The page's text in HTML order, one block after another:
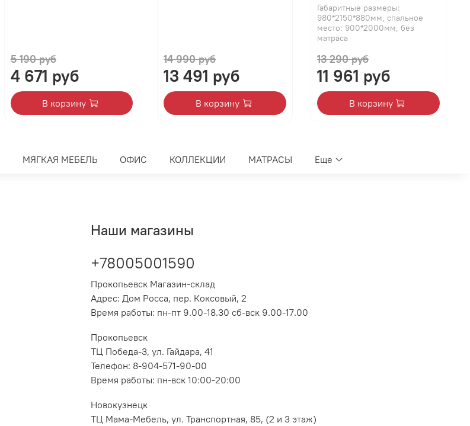
5 190 руб
4 671 руб
В корзину
14 990 руб
13 491 руб
В корзину
Габаритные размеры:
980*2150*880мм, спальное
место: 900*2000мм, без
матраса
13 290 руб
11 961 руб
В корзину
МЯГКАЯ МЕБЕЛЬ ОФИС КОЛЛЕКЦИИ МАТРАСЫ Еще
Наши магазины
+78005001590
Прокопьевск Магазин-склад
Адрес: Дом Росса, пер. Коксовый, 2
Время работы: пн-пт 9.00-18.30 сб-вск 9.00-17.00
Прокопьевск
ТЦ Победа-3, ул. Гайдара, 41
Телефон: 8-904-571-90-00
Время работы: пн-вск 10:00-20:00
Новокузнецк
ТЦ Мама-Мебель, ул. Транспортная, 85, (2 и 3 этаж)